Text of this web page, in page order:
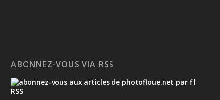
ABONNEZ-VOUS VIA RSS